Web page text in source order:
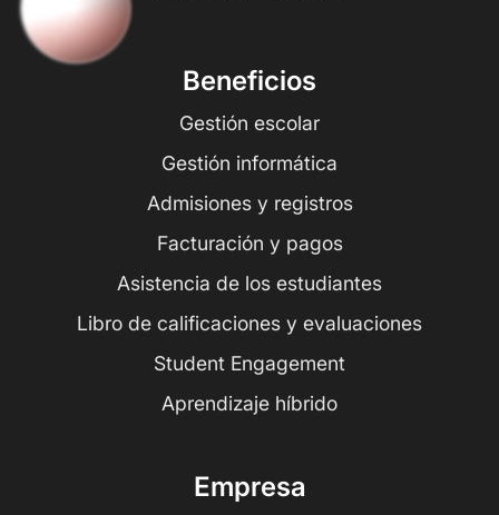
Beneficios
Gestión escolar
Gestión informática
Admisiones y registros
Facturación y pagos
Asistencia de los estudiantes
Libro de calificaciones y evaluaciones
Student Engagement
Aprendizaje híbrido
Empresa